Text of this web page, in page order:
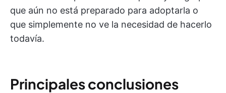
que aún no está preparado para adoptarla o
que simplemente no ve la necesidad de hacerlo
todavía.
Principales conclusiones